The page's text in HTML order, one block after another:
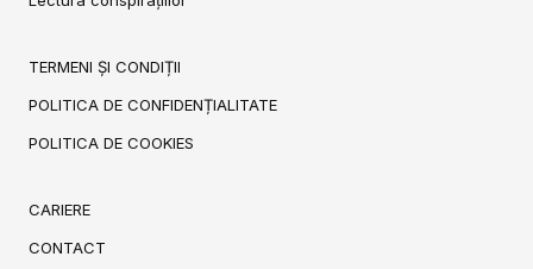
TERMENI ȘI CONDIȚII
POLITICA DE CONFIDENȚIALITATE
POLITICA DE COOKIES
CARIERE
CONTACT